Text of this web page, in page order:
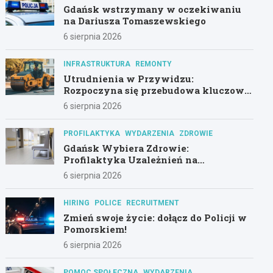
Gdańsk wstrzymany w oczekiwaniu
na Dariusza Tomaszewskiego
6 sierpnia 2026
INFRASTRUKTURA REMONTY
Utrudnienia w Przywidzu:
Rozpoczyna się przebudowa kluczowej
drogi!
6 sierpnia 2026
PROFILAKTYKA WYDARZENIA ZDROWIE
Gdańsk Wybiera Zdrowie:
Profilaktyka Uzależnień na
Pierwszym Planie
6 sierpnia 2026
HIRING POLICE RECRUITMENT
Zmień swoje życie: dołącz do Policji w
Pomorskiem!
6 sierpnia 2026